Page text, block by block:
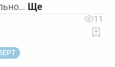
11